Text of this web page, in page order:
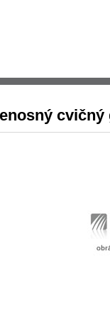
cvičný